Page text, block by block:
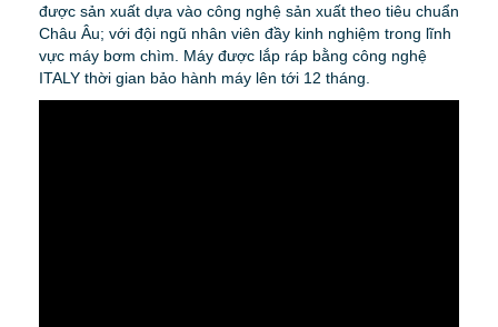
được sản xuất dựa vào công nghệ sản xuất theo tiêu chuẩn
Châu Âu; với đội ngũ nhân viên đầy kinh nghiệm trong lĩnh
vực máy bơm chìm. Máy được lắp ráp bằng công nghệ
ITALY thời gian bảo hành máy lên tới 12 tháng.